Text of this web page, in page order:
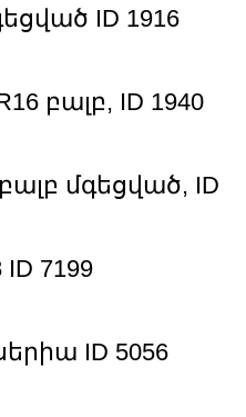
ID 1916
բալբ, ID 1940
մգեցված, ID
7199
ID 5056